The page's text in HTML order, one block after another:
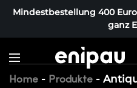
Mindestbestellung 400
ganz
Home - Produkte -